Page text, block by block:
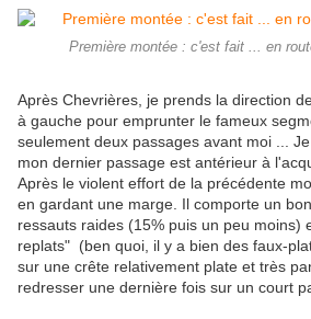
Première montée : c'est fait ... en
Après Chevrières, je prends la direction
à gauche pour emprunter le fameux
seulement deux passages avant moi ...
mon dernier passage est antérieur à
Après le violent effort de la précédente
en gardant une marge. Il comporte un
ressauts raides (15% puis un peu moins)
replats" (ben quoi, il y a bien des faux-
sur une crête relativement plate et très
redresser une dernière fois sur un court